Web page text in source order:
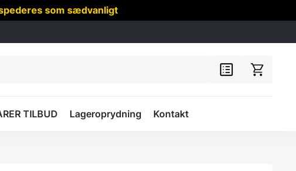
som sædvanligt
TILBUD Lageroprydning Kontakt